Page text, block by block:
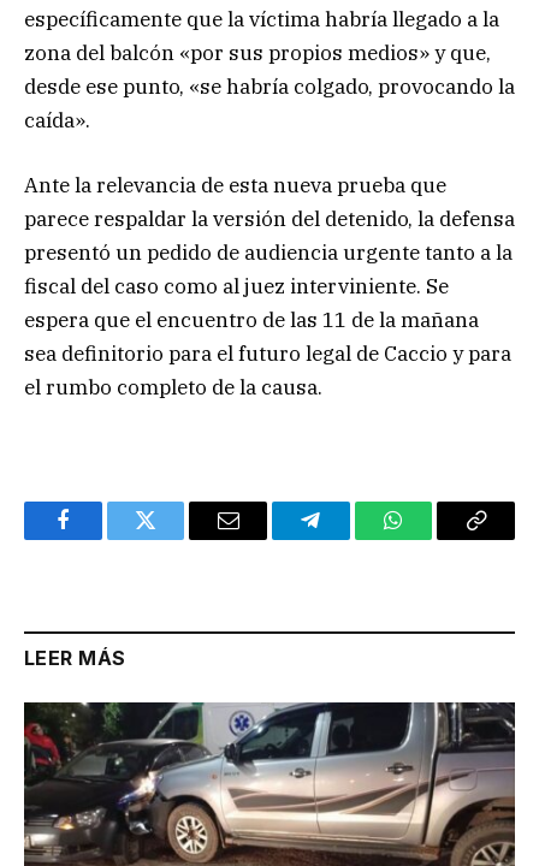
específicamente que la víctima habría llegado a la
zona del balcón «por sus propios medios» y que,
desde ese punto, «se habría colgado, provocando la
caída».
Ante la relevancia de esta nueva prueba que
parece respaldar la versión del detenido, la defensa
presentó un pedido de audiencia urgente tanto a la
fiscal del caso como al juez interviniente. Se
espera que el encuentro de las 11 de la mañana
sea definitorio para el futuro legal de Caccio y para
el rumbo completo de la causa.
FacebookTwitter Email TelegramWhatsAppCopy
LEER MÁS